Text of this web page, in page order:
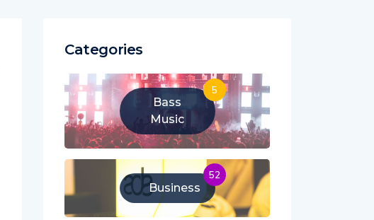
Categories
Bass
Music
5
Business
52